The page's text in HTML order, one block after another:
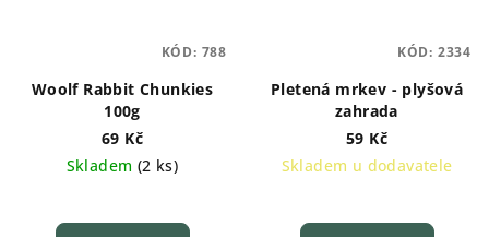
Woolf Rabbit Chunkies
100g
69 Kč
Skladem (2 ks)
KÓD: 788
Pletená mrkev - plyšová
zahrada
59 Kč
Skladem u dodavatele
KÓD: 2334